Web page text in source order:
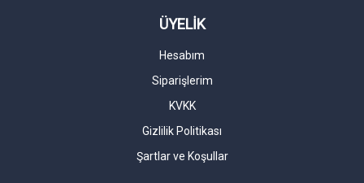
ÜYELİK
Hesabım
Siparişlerim
KVKK
Gizlilik Politikası
Şartlar ve Koşullar